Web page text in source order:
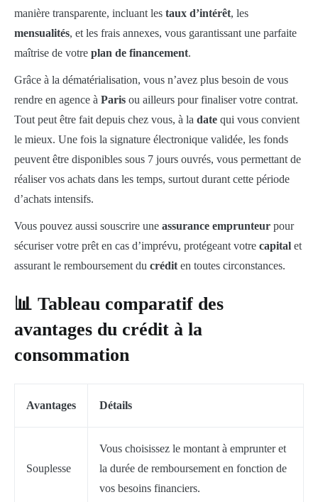
manière transparente, incluant les taux d’intérêt, les
mensualités, et les frais annexes, vous garantissant une parfaite
maîtrise de votre plan de financement.
Grâce à la dématérialisation, vous n’avez plus besoin de vous
rendre en agence à Paris ou ailleurs pour finaliser votre contrat.
Tout peut être fait depuis chez vous, à la date qui vous convient
le mieux. Une fois la signature électronique validée, les fonds
peuvent être disponibles sous 7 jours ouvrés, vous permettant de
réaliser vos achats dans les temps, surtout durant cette période
d’achats intensifs.
Vous pouvez aussi souscrire une assurance emprunteur pour
sécuriser votre prêt en cas d’imprévu, protégeant votre capital et
assurant le remboursement du créditen toutes circonstances.
📊 Tableau comparatif des
avantages du crédit à la
consommation
Avantages Détails
Souplesse
Vous choisissez le montant à emprunter et
la durée de remboursement en fonction de
vos besoins financiers.